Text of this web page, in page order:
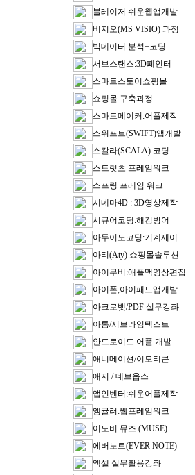
블레이저 쉬운웹앱개발
비지오(MS VISIO) 과정
빅데이터 분석+코딩
서브스탠스:3D페인터
스마트스토어쇼핑몰
쇼핑몰 구축과정
스마트메이커:어플제작
스위프트(SWIFT)앱개발
스칼라(SCALA) 코딩
스트럿츠 프레임워크
스프링 프레임 워크
시네마4D : 3D영상제작
시큐어코딩:해킹방어
아두이노코딩:기계제어
아티(Aty) 쇼핑몰솔루션
아이무비:애플맥영상편집
아이폰,아이패드앱개발
아크로뱃/PDF 실무강좌
아톰/서브라임텍스트
안드로이드 어플 개발
애니메이션/이모티콘
애저 / 데브옵스
앱인벤터:쉬운어플제작
앵귤러:웹프레임워크
어도비 뮤즈 (MUSE)
에버노트(EVER NOTE)
엑셀 실무활용강좌